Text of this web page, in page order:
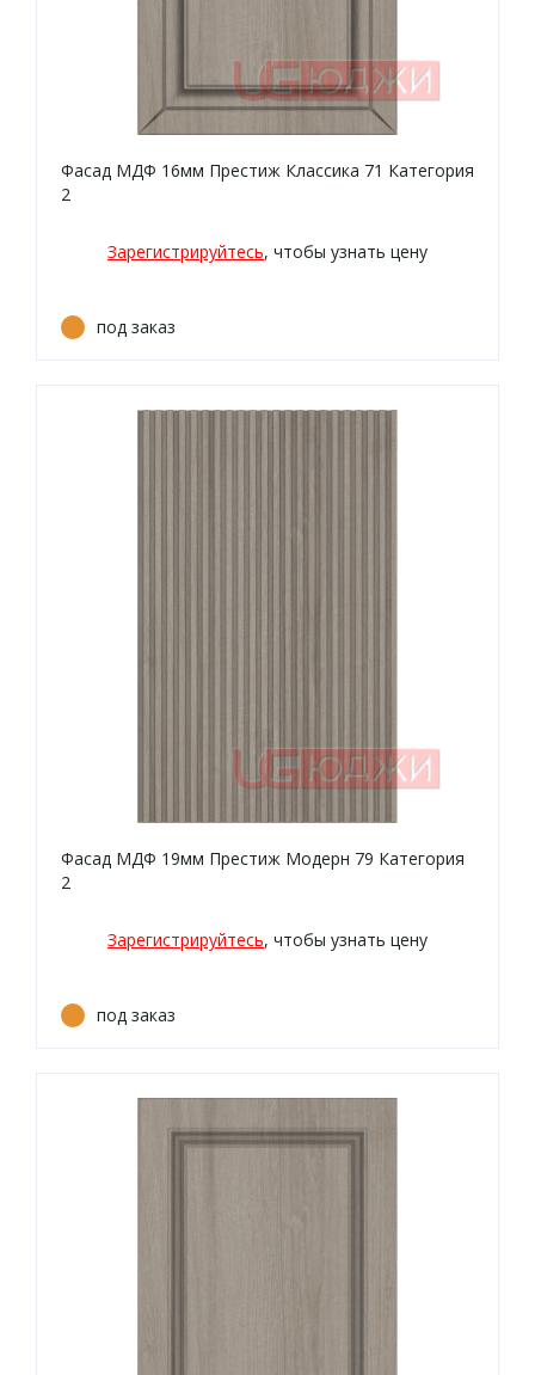
Фасад МДФ 16мм Престиж Классика 71 Категория
2
Зарегистрируйтесь, чтобы узнать цену
под заказ
Фасад МДФ 19мм Престиж Модерн 79 Категория
2
Зарегистрируйтесь, чтобы узнать цену
под заказ